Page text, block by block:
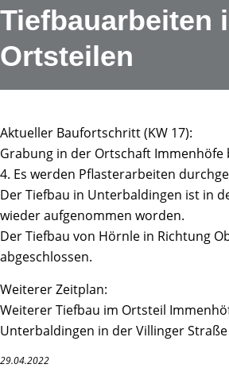
Tiefbauarbeiten
Ortsteilen
Aktueller Baufortschritt (KW 17):
Grabung in der Ortschaft Immenhöfe
4. Es werden Pflasterarbeiten
Der Tiefbau in Unterbaldingen ist in
wieder aufgenommen worden.
Der Tiefbau von Hörnle in Richtung
abgeschlossen.
Weiterer Zeitplan:
Weiterer Tiefbau im Ortsteil
Unterbaldingen in der Villinger Straße
29.04.2022